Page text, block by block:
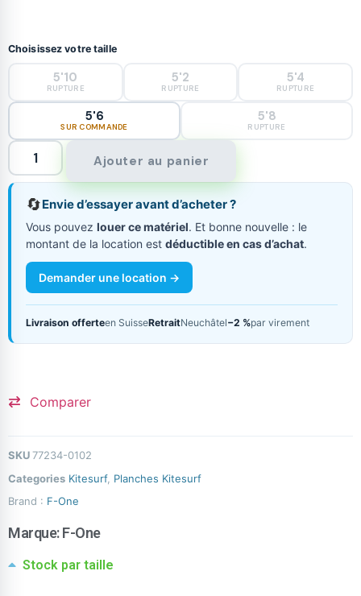
Choisissez votre taille
5'10
RUPTURE
5'2
RUPTURE
5'4
RUPTURE
5'6
SUR COMMANDE
5'8
RUPTURE
Ajouter au panier
🔄Envie d’essayer avant d’acheter ?
Vous pouvez louer ce matériel. Et bonne nouvelle : le
montant de la location est déductible en cas d’achat.
Demander une location →
Livraison offerteen SuisseRetraitNeuchâtel−2 %par virement
Comparer
SKU 77234-0102
Categories Kitesurf, Planches Kitesurf
Brand : F-One
Marque:F-One
Stock par taille